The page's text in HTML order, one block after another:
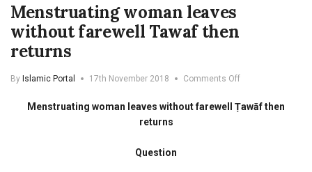
Menstruating woman leaves
without farewell Tawaf then
returns
By Islamic Portal 17th November 2018 Comments Offon
woman
Menstruating woman leaves without farewell Ṭawāf then
returns
Question